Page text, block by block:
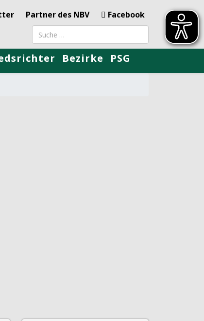
Partner des NBV
Facebook
Suchbegriff
Bezirke PSG